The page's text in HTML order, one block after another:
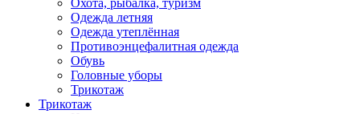
Охота, рыбалка, туризм
Одежда летняя
Одежда утеплённая
Противоэнцефалитная одежда
Обувь
Головные уборы
Трикотаж
Трикотаж